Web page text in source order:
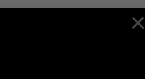
×
au choix de concentrations: